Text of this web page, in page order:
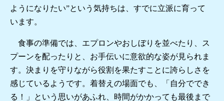
ようになりたい”という気持ちは、すでに立派に育って
います。
食事の準備では、エプロンやおしぼりを並べたり、ス
プーンを配ったりと、お手伝いに意欲的な姿が見られま
す。決まりを守りながら役割を果たすことに誇らしさを
感じているようです。着替えの場面でも、「自分ででき
る！」という思いがあふれ、時間がかかっても最後まで